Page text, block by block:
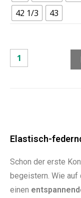
42 1/3
43
Elastisch-
Schon der erste
begeistern. Wie auf
einen